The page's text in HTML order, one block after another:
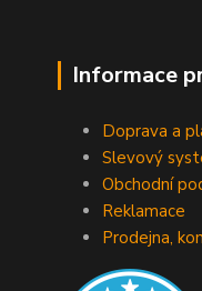
Informace
Doprava a
Slevový
Obchodní
Reklamace
Prodejna,